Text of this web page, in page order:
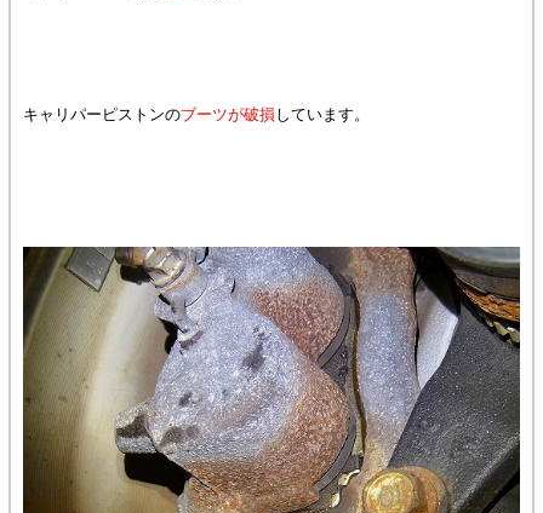
キャリパーピストンのブーツが破損 しています。